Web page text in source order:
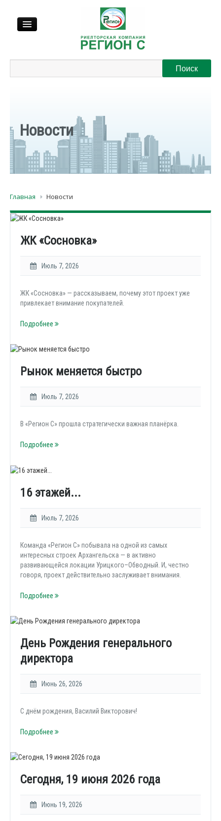
Регионы
Новости
Главная Новости
ЖК «Сосновка»
Июль 7, 2026
ЖК «Сосновка» — рассказываем, почему этот проект уже
привлекает внимание покупателей.
Подробнее
Рынок меняется быстро
Июль 7, 2026
В «Регион С» прошла стратегически важная планёрка.
Подробнее
16 этажей...
Июль 7, 2026
Команда «Регион С» побывала на одной из самых
интересных строек Архангельска — в активно
развивающейся локации Урицкого–Обводный. И, честно
говоря, проект действительно заслуживает внимания.
Подробнее
День Рождения генерального
директора
Июнь 26, 2026
С днём рождения, Василий Викторович!
Подробнее
Сегодня, 19 июня 2026 года
Июнь 19, 2026